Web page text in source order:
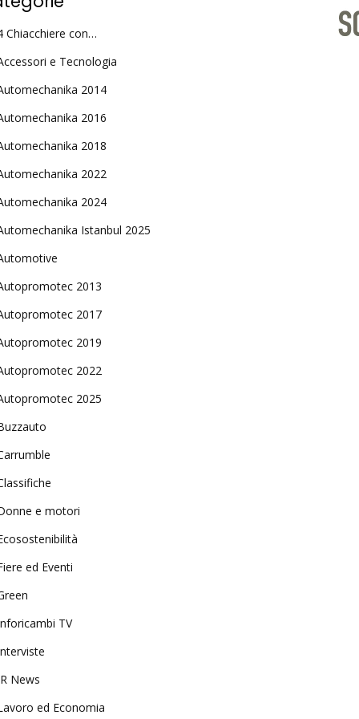
Chiacchiere con…
e Tecnologia
2014
2016
2018
2022
2024
Istanbul 2025
2013
2017
2019
2022
2025
e motori
ed Eventi
TV
News
ed Economia